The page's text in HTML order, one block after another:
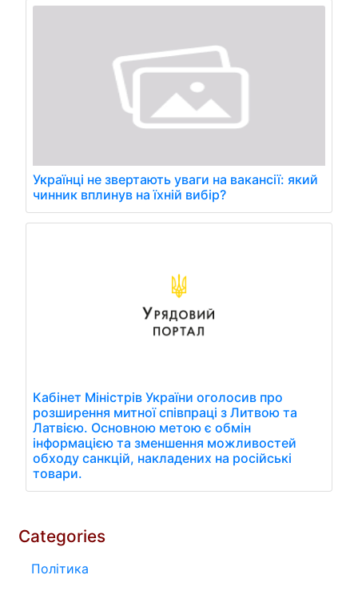
Українці не звертають уваги на вакансії: який
чинник вплинув на їхній вибір?
Кабінет Міністрів України оголосив про
розширення митної співпраці з Литвою та
Латвією. Основною метою є обмін
інформацією та зменшення можливостей
обходу санкцій, накладених на російські
товари.
Categories
Політика